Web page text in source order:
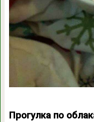
Прогулка по